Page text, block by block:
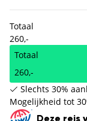
Totaal
260,-
Totaal
260,-
Slechts 30%
Mogelijkheid tot
Deze reis